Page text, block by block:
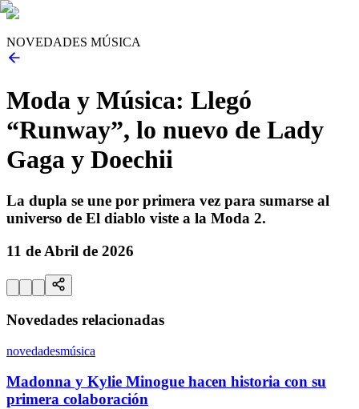
NOVEDADES MÚSICA
Moda y Música: Llegó
“Runway”, lo nuevo de Lady
Gaga y Doechii
La dupla se une por primera vez para sumarse al
universo de El diablo viste a la Moda 2.
11 de Abril de 2026
Novedades relacionadas
novedadesmúsica
Madonna y Kylie Minogue hacen historia con su
primera colaboración